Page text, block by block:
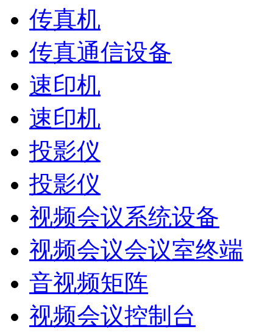
传真机
传真通信设备
速印机
速印机
投影仪
投影仪
视频会议系统设备
视频会议会议室终端
音视频矩阵
视频会议控制台